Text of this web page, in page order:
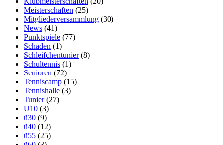
Meisterschaften (25)
Mitgliederversammlung (30)
News (41)
Punktspiele (77)
Schaden (1)
Schleifchentunier(8)
Schultennis (1)
Senioren (72)
Tenniscamp (15)
Tennishalle (3)
Tunier(27)
U10 (3)
ü30 (9)
ü40 (12)
ü55 (25)